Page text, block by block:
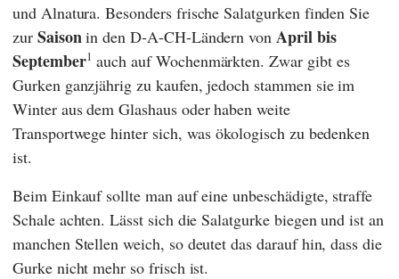
und Alnatura. Besonders frische Salatgurken finden Sie
zur Saisonin den D-A-CH-Ländern von April bis
September1 auch auf Wochenmärkten. Zwar gibt es
Gurken ganzjährig zu kaufen, jedoch stammen sie im
Winter aus dem Glashaus oder haben weite
Transportwege hinter sich, was ökologisch zu bedenken
ist.
Beim Einkauf sollte man auf eine unbeschädigte, straffe
Schale achten. Lässt sich die Salatgurke biegen und ist an
manchen Stellen weich, so deutet das darauf hin, dass die
Gurke nicht mehr so frisch ist.